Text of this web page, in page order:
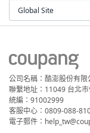
Global Site
公司名稱：酷澎股份有限
聯繫地址：11049 台北
統編：91002999
客服中心：0809-088-
電子郵件：